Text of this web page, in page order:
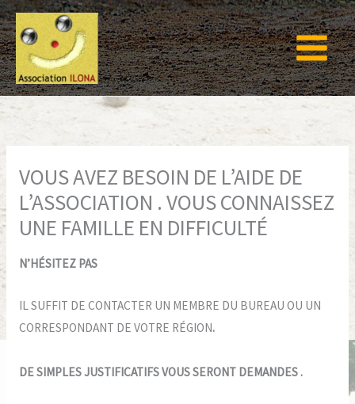
Aller
au
contenu
VOUS AVEZ BESOIN DE L’AIDE DE
L’ASSOCIATION . VOUS CONNAISSEZ
UNE FAMILLE EN DIFFICULTÉ
N’HÉSITEZ PAS
IL SUFFIT DE CONTACTER UN MEMBRE DU BUREAU OU UN
CORRESPONDANT DE VOTRE RÉGION.
DE SIMPLES JUSTIFICATIFS VOUS SERONT DEMANDES .